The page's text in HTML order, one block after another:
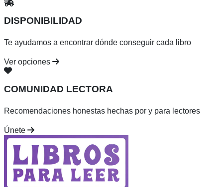
DISPONIBILIDAD
Te ayudamos a encontrar dónde conseguir cada libro
Ver opciones
COMUNIDAD LECTORA
Recomendaciones honestas hechas por y para lectores
Únete